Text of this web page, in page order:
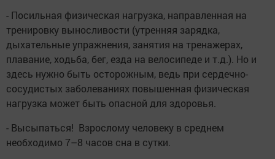
- Посильная физическая нагрузка, направленная на
тренировку выносливости (утренняя зарядка,
дыхательные упражнения, занятия на тренажерах,
плавание, ходьба, бег, езда на велосипеде и т.д.). Но и
здесь нужно быть осторожным, ведь при сердечно-
сосудистых заболеваниях повышенная физическая
нагрузка может быть опасной для здоровья.
- Высыпаться! Взрослому человеку в среднем
необходимо 7–8 часов сна в сутки.